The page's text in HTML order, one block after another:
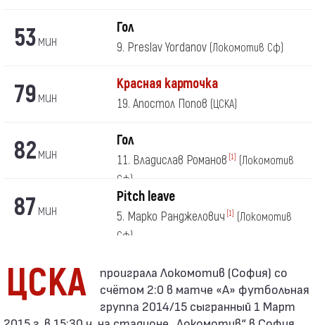
53мин
Гол
9. Preslav Yordanov (Локомотив Сф)
79мин
Красная карточка
19. Апостол Попов (ЦСКА)
82мин
Гол
11. Владислав Романов [1]
(Локомотив
Сф)
87 мин
Pitch leave
5. Марко Ранджелович [1]
(Локомотив
Сф)
ЦСКА
счётом 2:0 в матче «А» футбольная
группа 2014/15 сыгранный 1 Март